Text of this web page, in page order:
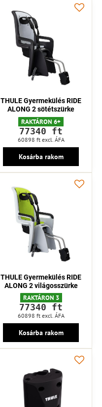
THULE Gyermekülés RIDE
ALONG 2 sötétszürke
RAKTÁRON 6+
77340 ft
60898 ft excl. ÁFA
Kosárba rakom
THULE Gyermekülés RIDE
ALONG 2 világosszürke
RAKTÁRON 3
77340 ft
60898 ft excl. ÁFA
Kosárba rakom